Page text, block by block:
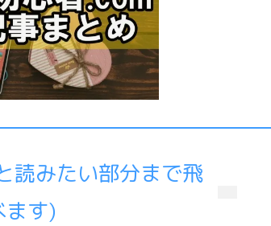
読みたい部分まで飛
ます)